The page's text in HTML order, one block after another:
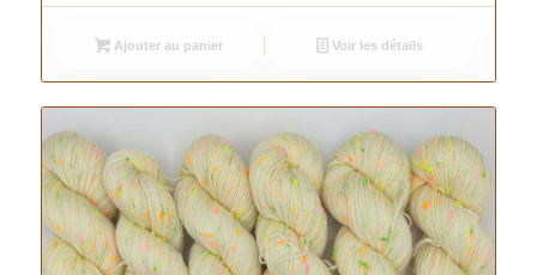
Ajouter au panier Voir les détails